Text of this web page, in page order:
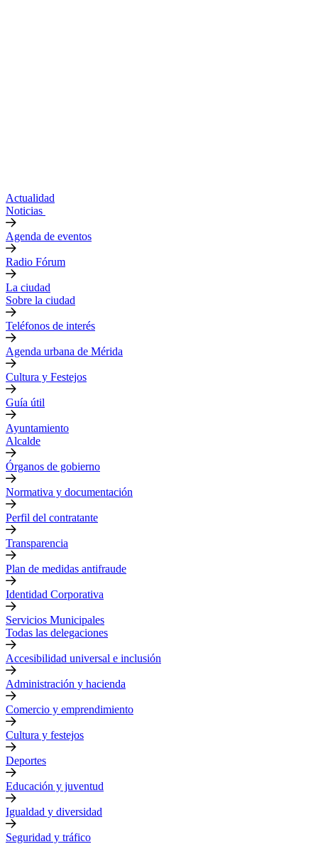
Actualidad
Noticias
Agenda de eventos
Radio Fórum
La ciudad
Sobre la ciudad
Teléfonos de interés
Agenda urbana de Mérida
Cultura y Festejos
Guía útil
Ayuntamiento
Alcalde
Órganos de gobierno
Normativa y documentación
Perfil del contratante
Transparencia
Plan de medidas antifraude
Identidad Corporativa
Servicios Municipales
Todas las delegaciones
Accesibilidad universal e inclusión
Administración y hacienda
Comercio y emprendimiento
Cultura y festejos
Deportes
Educación y juventud
Igualdad y diversidad
Seguridad y tráfico